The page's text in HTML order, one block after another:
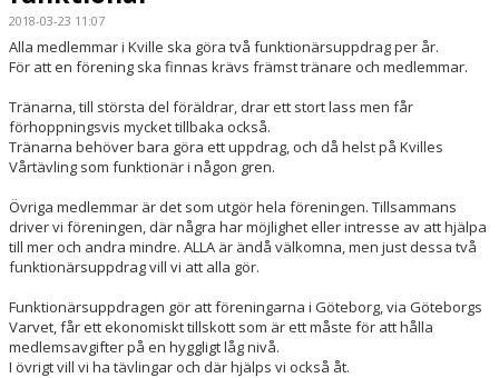
BOKNINGAR
2018-03-23 11:07
Alla medlemmar i Kville ska göra två funktionärsuppdrag per år.
För att en förening ska finnas krävs främst tränare och medlemmar.
Tränarna, till största del föräldrar, drar ett stort lass men får
förhoppningsvis mycket tillbaka också.
Tränarna behöver bara göra ett uppdrag, och då helst på Kvilles
Vårtävling som funktionär i någon gren.
Övriga medlemmar är det som utgör hela föreningen. Tillsammans
driver vi föreningen, där några har möjlighet eller intresse av att hjälpa
till mer och andra mindre. ALLA är ändå välkomna, men just dessa två
funktionärsuppdrag vill vi att alla gör.
Funktionärsuppdragen gör att föreningarna i Göteborg, via Göteborgs
Varvet, får ett ekonomiskt tillskott som är ett måste för att hålla
medlemsavgifter på en hyggligt låg nivå.
I övrigt vill vi ha tävlingar och där hjälps vi också åt.